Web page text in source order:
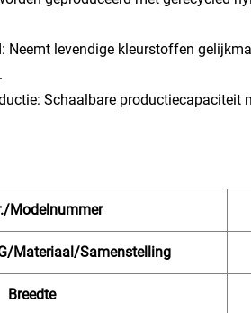
Neemt levendige kleurstoffen
Schaalbare
Modelnummer
Materiaal/Samenstelling
Breedte